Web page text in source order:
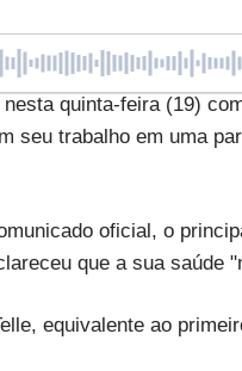
quinta-feira (19)
seu trabalho em uma
oficial, o
que a sua saúde
equivalente ao